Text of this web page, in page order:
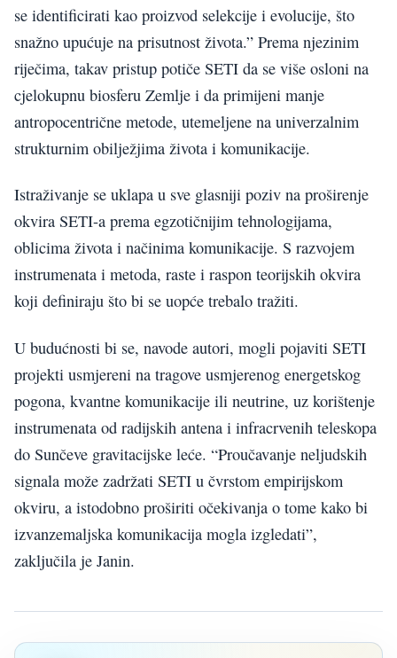
se identificirati kao proizvod selekcije i evolucije, što
snažno upućuje na prisutnost života.” Prema njezinim
riječima, takav pristup potiče SETI da se više osloni na
cjelokupnu biosferu Zemlje i da primijeni manje
antropocentrične metode, utemeljene na univerzalnim
strukturnim obilježjima života i komunikacije.
Istraživanje se uklapa u sve glasniji poziv na proširenje
okvira SETI-a prema egzotičnijim tehnologijama,
oblicima života i načinima komunikacije. S razvojem
instrumenata i metoda, raste i raspon teorijskih okvira
koji definiraju što bi se uopće trebalo tražiti.
U budućnosti bi se, navode autori, mogli pojaviti SETI
projekti usmjereni na tragove usmjerenog energetskog
pogona, kvantne komunikacije ili neutrine, uz korištenje
instrumenata od radijskih antena i infracrvenih teleskopa
do Sunčeve gravitacijske leće. “Proučavanje neljudskih
signala može zadržati SETI u čvrstom empirijskom
okviru, a istodobno proširiti očekivanja o tome kako bi
izvanzemaljska komunikacija mogla izgledati”,
zaključila je Janin.